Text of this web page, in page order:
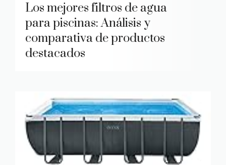
Los mejores filtros de agua
para piscinas: Análisis y
comparativa de productos
destacados